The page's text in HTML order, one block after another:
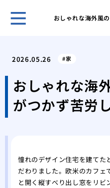
おしゃれな海外風
2026.05.26 家
おしゃれな海
がつかず苦労
憧れのデザイン住宅を建てた
だわりました。欧米のカフェ
と開く縦すべり出し窓をリビ